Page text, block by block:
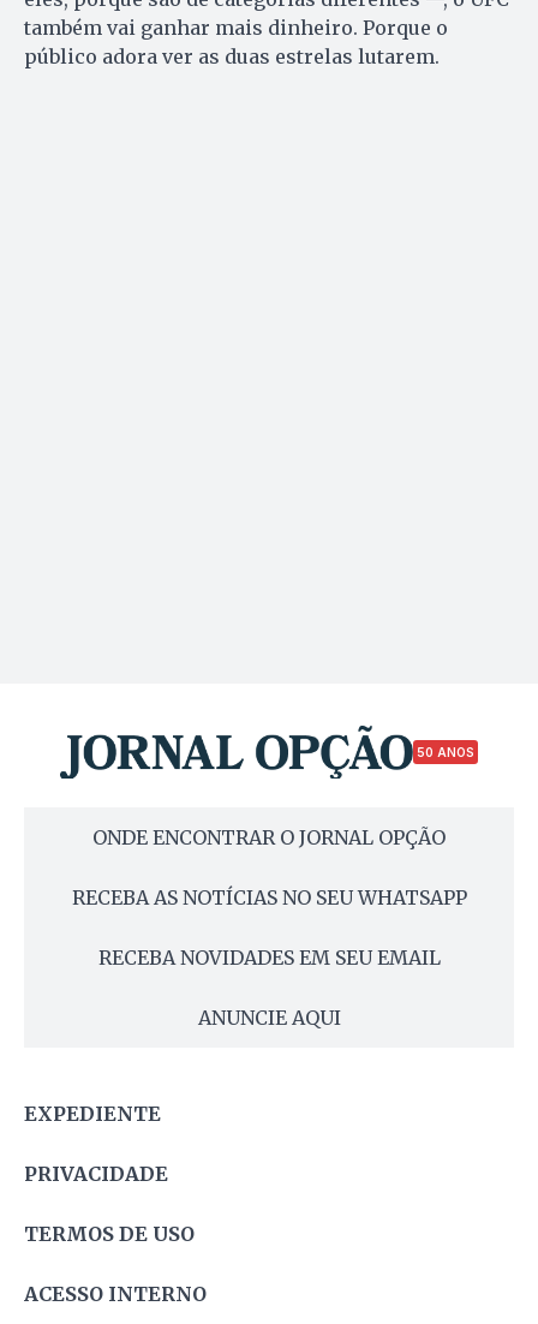
também vai ganhar mais dinheiro. Porque o
público adora ver as duas estrelas lutarem.
50 ANOS
ONDE ENCONTRAR O JORNAL OPÇÃO
RECEBA AS NOTÍCIAS NO SEU WHATSAPP
RECEBA NOVIDADES EM SEU EMAIL
ANUNCIE AQUI
EXPEDIENTE
PRIVACIDADE
TERMOS DE USO
ACESSO INTERNO